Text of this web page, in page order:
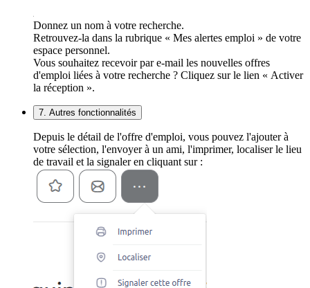
Donnez un nom à votre recherche.
Retrouvez-la dans la rubrique « Mes alertes emploi » de votre
espace personnel.
Vous souhaitez recevoir par e-mail les nouvelles offres
d'emploi liées à votre recherche ? Cliquez sur le lien « Activer
la réception ».
7. Autres fonctionnalités
Depuis le détail de l'offre d'emploi, vous pouvez l'ajouter à
votre sélection, l'envoyer à un ami, l'imprimer, localiser le lieu
de travail et la signaler en cliquant sur :